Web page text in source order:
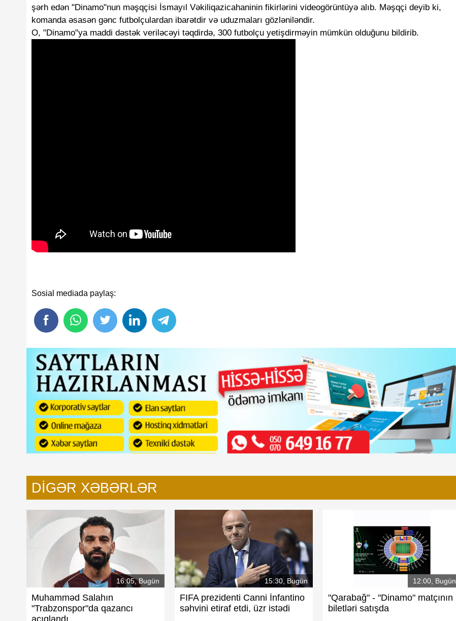
şərh edən "Dinamo"nun məşqçisi İsmayıl Vəkiliqazicahaninin fikirlərini videogörüntüyə alıb. Məşqçi deyib ki,
komanda əsasən gənc futbolçulardan ibarətdir və uduzmaları gözləniləndir.
O, "Dinamo"ya maddi dəstək veriləcəyi təqdirdə, 300 futbolçu yetişdirməyin mümkün olduğunu bildirib.
Sosial mediada paylaş:
DIGƏR XƏBƏRLƏR
16:05, Bugün
Muhamməd Salahın
"Trabzonspor"da qazancı
15:30, Bugün
FIFA prezidenti Canni İnfantino
səhvini etiraf etdi, üzr istədi
12:00, Bugün
"Qarabağ" - "Dinamo" matçının
biletləri satışda